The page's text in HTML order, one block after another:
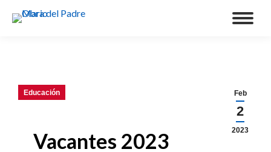
Feb
2
2023
Educación
Vacantes 2023